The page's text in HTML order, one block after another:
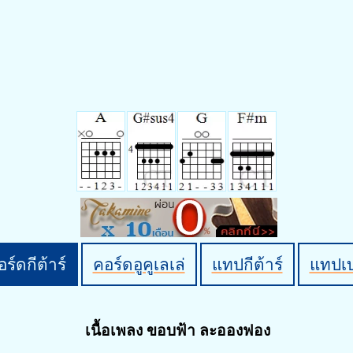
ร์ดกีต้าร์ คอร์ดอูคูเลเล่ แทปกีต้าร์ แทปเ
เนื้อเพลง ขอบฟ้า ละอองฟอง